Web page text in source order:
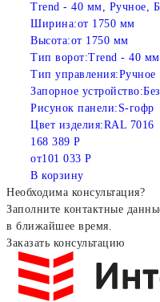
Trend - 40 мм, Ручное,
Ширина:от 1750 мм
Высота:от 1750 мм
Тип ворот:Trend - 40 мм
Тип управления:Ручное
Запорное устройство:
Рисунок панели: S-гофр
Цвет изделия:RAL 7016
168 389 Р
от101 033 Р
В корзину
Необходима консультация?
Заполните контактные
в ближайшее время.
Заказать консультацию